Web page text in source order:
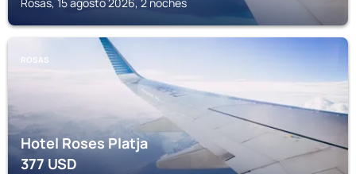
ROSAS
Hotel Roses Platja
377USD